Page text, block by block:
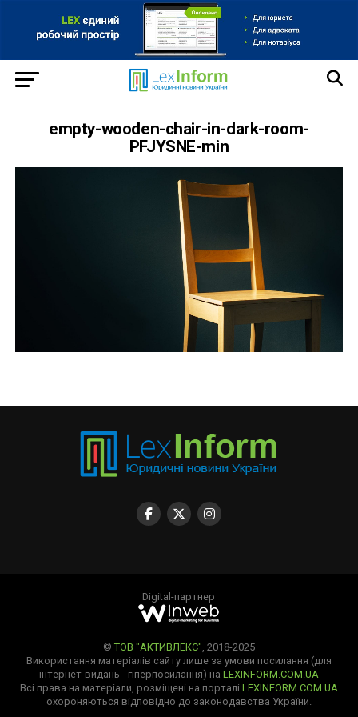
empty-wooden-chair-in-dark-room-
PFJYSNE-min
Digital-партнер
© ТОВ "АКТИВЛЕКС" , 2018-2025
Використання матеріалів сайту лише за умови посилання (для
інтернет-видань - гіперпосилання) на LEXINFORM.COM.UA
Всі права на матеріали, розміщені на порталі LEXINFORM.COM.UA
охороняються відповідно до законодавства України.